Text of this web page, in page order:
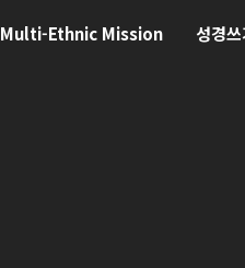
Multi-Ethnic Mission 성경쓰